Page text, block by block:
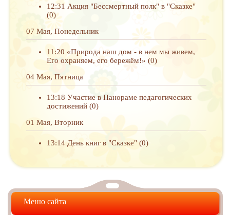
12:31 Акция "Бессмертный полк" в "Сказке"
(0)
07 Мая, Понедельник
11:20 «Природа наш дом - в нем мы живем,
Его охраняем, его бережём!» (0)
04 Мая, Пятница
13:18 Участие в Панораме педагогических
достижений (0)
01 Мая, Вторник
13:14 День книг в "Сказке" (0)
Меню сайта